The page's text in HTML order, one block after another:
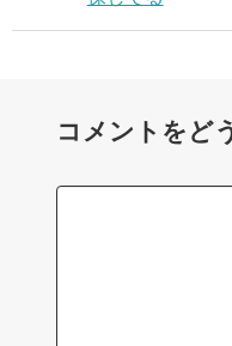
コメントをど